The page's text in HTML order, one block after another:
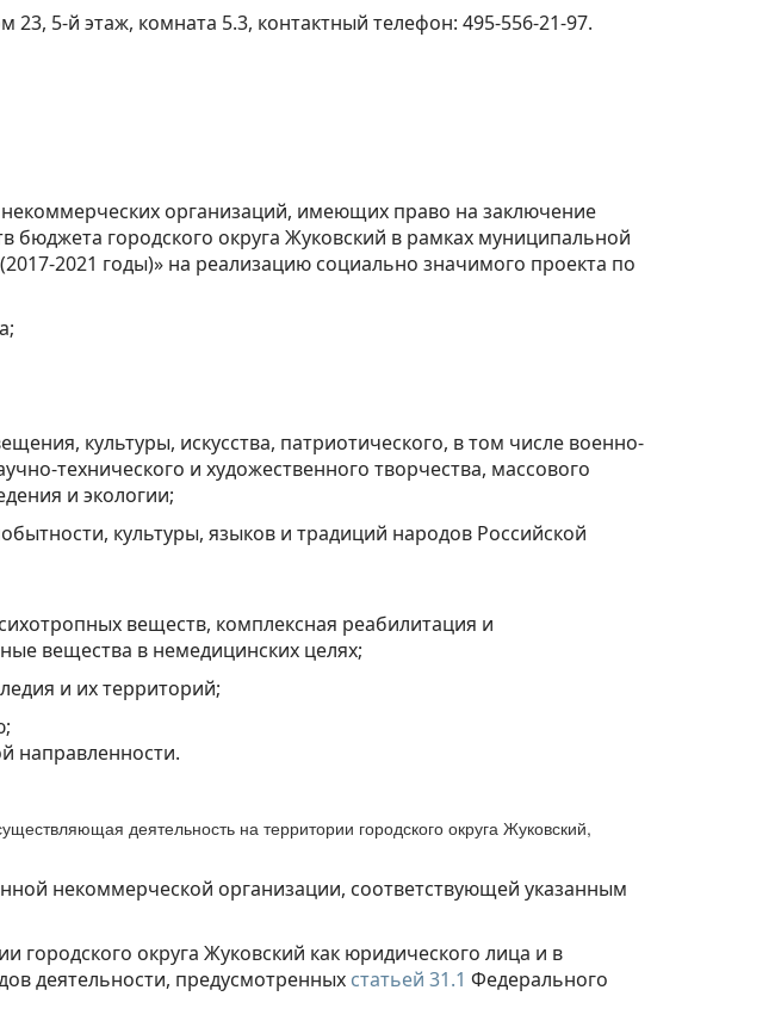
5-й этаж, комната 5.3, контактный телефон: 495-556-21-97.
организаций, имеющих право на заключение
бюджета городского округа Жуковский в рамках муниципальной
2021 годы)» на реализацию социально значимого проекта по
культуры, искусства, патриотического, в том числе военно-
технического и художественного творчества, массового
и экологии;
культуры, языков и традиций народов Российской
веществ, комплексная реабилитация и
вещества в немедицинских целях;
и их территорий;
направленности.
деятельность на территории городского округа Жуковский,
некоммерческой организации, соответствующей указанным
городского округа Жуковский как юридического лица и в
деятельности, предусмотренных статьей 31.1 Федерального